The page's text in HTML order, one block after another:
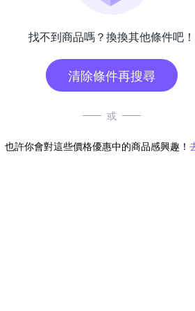
找不到商品嗎？換換其他條件吧！
清除條件再搜尋
或
也許你會對這些價格優惠中的商品感興趣！